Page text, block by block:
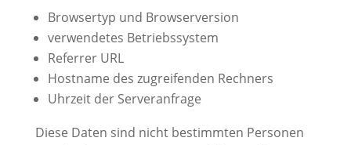
Browsertyp und Browserversion
verwendetes Betriebssystem
Referrer URL
Hostname des zugreifenden Rechners
Uhrzeit der Serveranfrage
Diese Daten sind nicht bestimmten Personen